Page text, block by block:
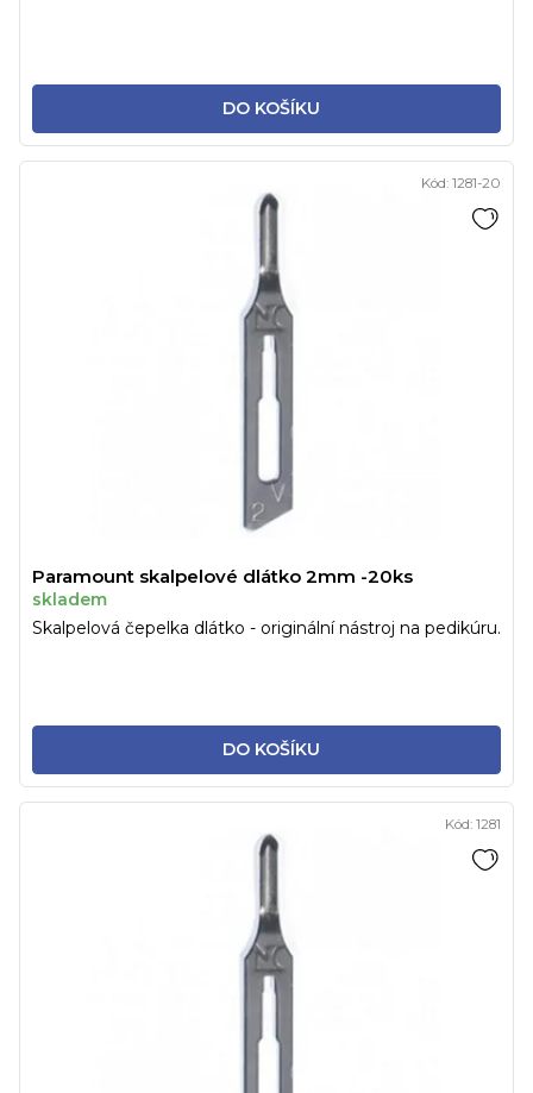
DO KOŠÍKU
Paramount skalpelové dlátko 2mm -20ks
skladem
DO KOŠÍKU
Skalpelová čepelka dlátko - originální nástroj na pedikúru.
Kód: 1281-20
Kód: 1281